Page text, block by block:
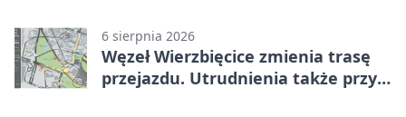
6 sierpnia 2026
Węzeł Wierzbięcice zmienia trasę
przejazdu. Utrudnienia także przy